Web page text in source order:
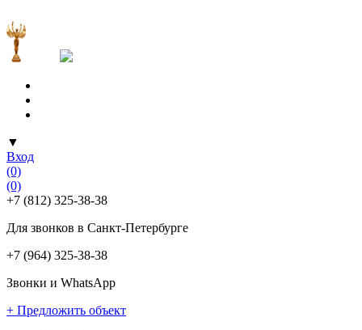
▼
Вход
(0)
(0)
+7 (812) 325-38-38
Для звонков в Санкт-Петербурге
+7 (964) 325-38-38
Звонки и WhatsApp
+ Предложить объект